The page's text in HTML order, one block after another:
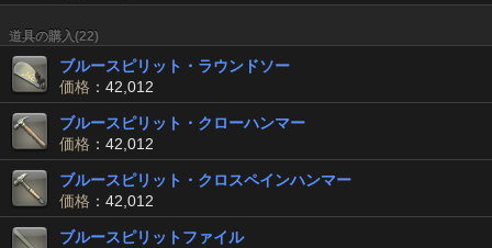
道具の購入(22)
ブルースピリット・ラウンドソー
価格 ：42,012
ブルースピリット・クローハンマー
価格 ：42,012
ブルースピリット・クロスペインハンマー
価格 ：42,012
ブルースピリットファイル